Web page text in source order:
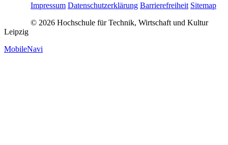
Impressum Datenschutzerklärung Barrierefreiheit Sitemap
© 2026 Hochschule für Technik, Wirtschaft und Kultur
Leipzig
MobileNavi